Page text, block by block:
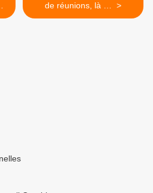
de réunions, là … >